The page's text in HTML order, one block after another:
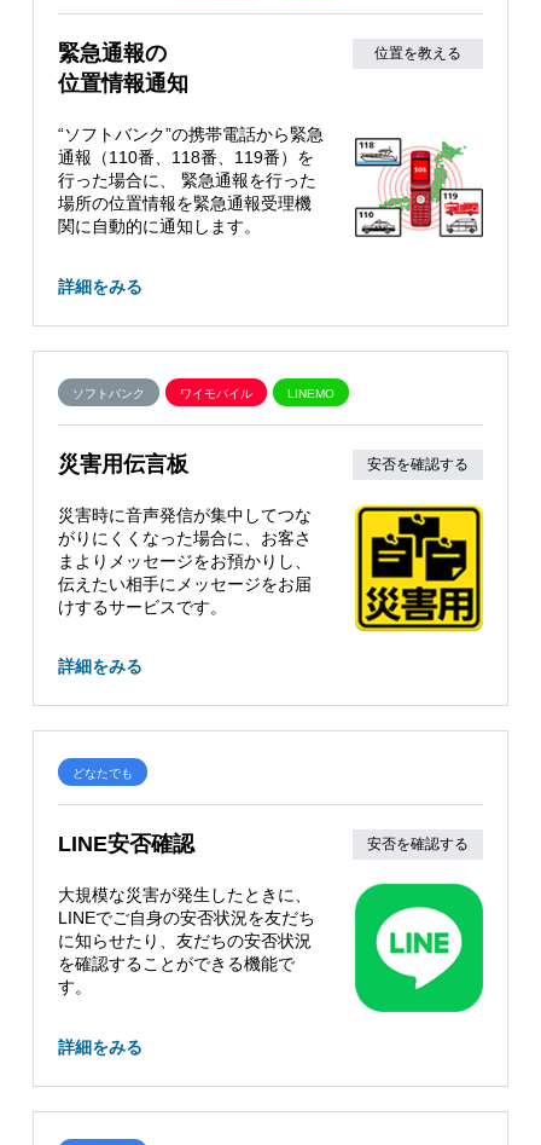
緊急通報の
位置情報通知
位置を教える
“ソフトバンク”の携帯電話から緊急
通報（110番、118番、119番）を
行った場合に、 緊急通報を行った
場所の位置情報を緊急通報受理機
関に自動的に通知します。
詳細をみる
ソフトバンク ワイモバイル LINEMO
災害用伝言板 安否を確認する
災害時に音声発信が集中してつな
がりにくくなった場合に、お客さ
まよりメッセージをお預かりし、
伝えたい相手にメッセージをお届
けするサービスです。
詳細をみる
どなたでも
LINE安否確認 安否を確認する
大規模な災害が発生したときに、
LINEでご自身の安否状況を友だち
に知らせたり、友だちの安否状況
を確認することができる機能で
す。
詳細をみる